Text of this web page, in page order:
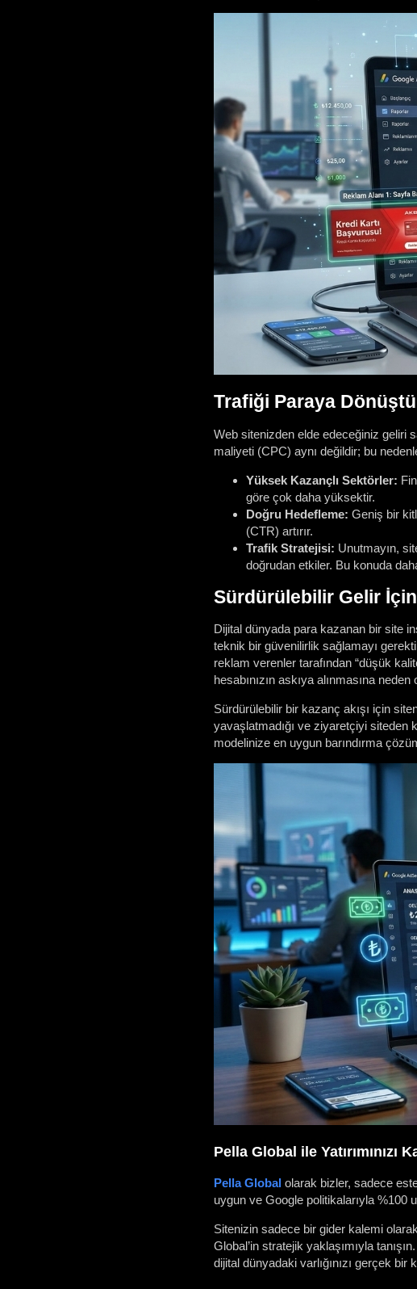
Trafiği Paraya
Web sitenizden elde edeceğiniz geliri
maliyeti (CPC) aynı değildir; bu
Yüksek Kazançlı Sektörler:
göre çok daha yüksektir.
Doğru Hedefleme: Geniş bir
(CTR) artırır.
Trafik Stratejisi: Unutmayın,
doğrudan etkiler. Bu konuda
Sürdürülebilir Gelir İçin
Dijital dünyada para kazanan bir site
teknik bir güvenilirlik sağlamayı
reklam verenler tarafından “düşük
hesabınızın askıya alınmasına neden
Sürdürülebilir bir kazanç akışı için
yavaşlatmadığı ve ziyaretçiyi siteden
modelinize en uygun barındırma
Pella Global ile Yatırımınızı
Pella Global olarak bizler, sadece
uygun ve Google politikalarıyla %100
Sitenizin sadece bir gider kalemi
Global’in stratejik yaklaşımıyla
dijital dünyadaki varlığınızı gerçek bir